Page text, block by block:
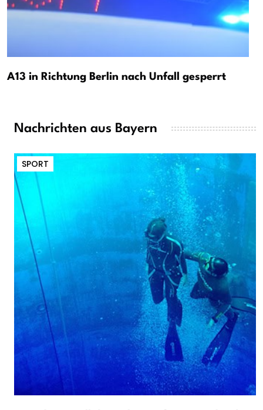
A13 in Richtung Berlin nach Unfall gesperrt
Nachrichten aus Bayern
SPORT